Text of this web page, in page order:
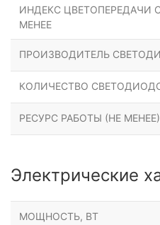
ИНДЕКС ЦВЕТОПЕРЕДАЧИ
МЕНЕЕ
ПРОИЗВОДИТЕЛЬ
КОЛИЧЕСТВО
РЕСУРС РАБОТЫ (НЕ
Электрические
МОЩНОСТЬ, ВТ